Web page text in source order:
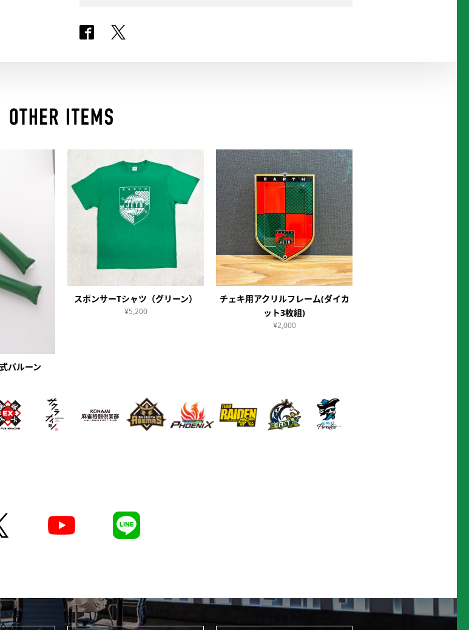
バルーン
スポンサーTシャツ（グリーン）
¥5,200
チェキ用アクリルフレーム(ダイカ
ット3枚組)
¥2,000